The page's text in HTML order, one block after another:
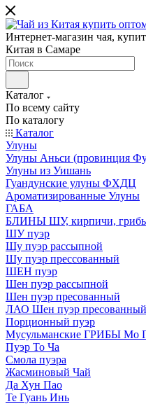
Интернет-магазин чая,
Китая в Самаре
Каталог
По всему сайту
По каталогу
Каталог
Улуны
Улуны Аньси (провинция
Улуны из Уишань
Гуандунские улуны ФХДЦ
Ароматизированные Улуны
ГАБА
БЛИНЫ ШУ, кирпичи,
ШУ пуэр
Шу пуэр рассыпной
Шу пуэр прессованный
ШЕН пуэр
Шен пуэр рассыпной
Шен пуэр пресованный
ЛАО Шен пуэр
Порционный пуэр
Мусульманские ГРИБЫ Мо
Пуэр То Ча
Смола пуэра
Жасминовый Чай
Да Хун Пао
Те Гуань Инь